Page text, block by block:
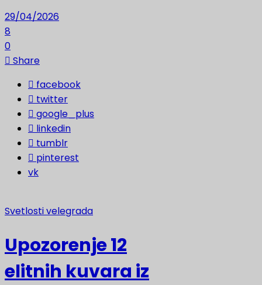
29/04/2026
8
0
Share
facebook
twitter
google_plus
linkedin
tumblr
pinterest
vk
Svetlosti velegrada
Upozorenje 12
elitnih kuvara iz